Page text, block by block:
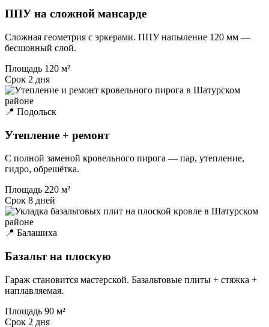
ППУ на сложной мансарде
Сложная геометрия с эркерами. ППУ напыление 120 мм —
бесшовный слой.
Площадь 120 м²
Срок 2 дня
📍 Подольск
Утепление + ремонт
С полной заменой кровельного пирога — пар, утепление,
гидро, обрешётка.
Площадь 220 м²
Срок 8 дней
📍 Балашиха
Базальт на плоскую
Гараж становится мастерской. Базальтовые плиты + стяжка +
наплавляемая.
Площадь 90 м²
Срок 2 дня